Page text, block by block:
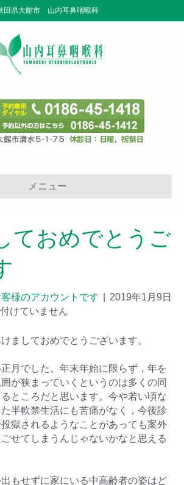
田県大館市 山内耳鼻咽喉科
メニュー
ておめでとうご
様のアカウントです
2019年1月9日
けていません
ましておめでとうございます。
月でした。年末年始に限らず，年を
が狭まっていくというのは多くの同
ところだと思います。今や若い頃な
半軟禁生活にも苦痛がなく，今後診
獄されるようなことがあっても案外
せてしまうんじゃないかなと思える
もせずに家にいる中高齢者の姿はど